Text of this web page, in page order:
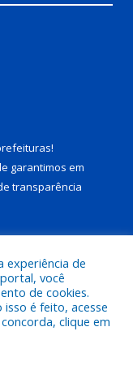
!
garantimos em
transparência
Municipal de Juruti.
experiência de
você
de cookies.
é feito, acesse
concorda, clique em